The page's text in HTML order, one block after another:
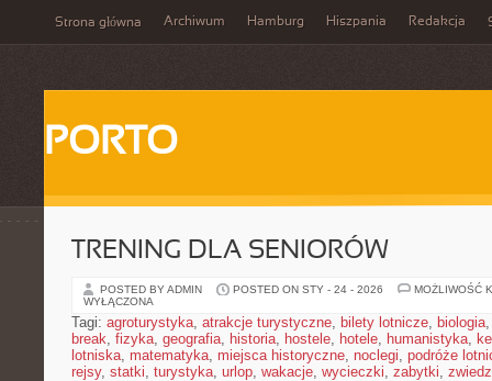
Strona główna Archiwum Hamburg Hiszpania Redakcja
PORTO
TRENING DLA SENIORÓW
POSTED BY ADMIN POSTED ON STY - 24 - 2026
MOŻLIWOŚĆ
WYŁĄCZONA
Tagi: agroturystyka, atrakcje turystyczne, bilety lotnicze, biologia
break, fizyka, geografia, historia, hostele, hotele, humanistyka,
lotniska, matematyka, miejsca historyczne, noclegi, podróże
rejsy, statki, turystyka, urlop, wakacje, wycieczki, zabytki,